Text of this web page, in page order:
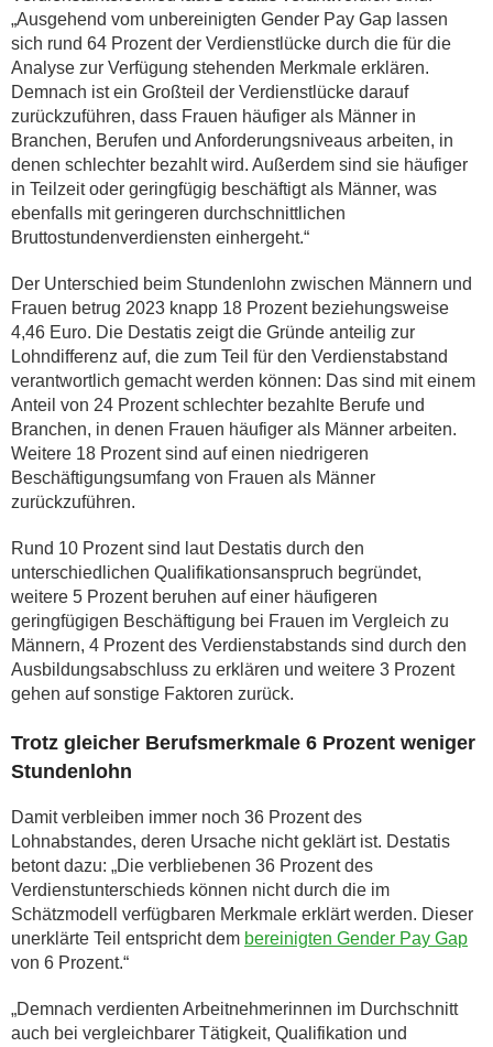
„Ausgehend vom unbereinigten Gender Pay Gap lassen
sich rund 64 Prozent der Verdienstlücke durch die für die
Analyse zur Verfügung stehenden Merkmale erklären.
Demnach ist ein Großteil der Verdienstlücke darauf
zurückzuführen, dass Frauen häufiger als Männer in
Branchen, Berufen und Anforderungsniveaus arbeiten, in
denen schlechter bezahlt wird. Außerdem sind sie häufiger
in Teilzeit oder geringfügig beschäftigt als Männer, was
ebenfalls mit geringeren durchschnittlichen
Bruttostundenverdiensten einhergeht.“
Der Unterschied beim Stundenlohn zwischen Männern und
Frauen betrug 2023 knapp 18 Prozent beziehungsweise
4,46 Euro. Die Destatis zeigt die Gründe anteilig zur
Lohndifferenz auf, die zum Teil für den Verdienstabstand
verantwortlich gemacht werden können: Das sind mit einem
Anteil von 24 Prozent schlechter bezahlte Berufe und
Branchen, in denen Frauen häufiger als Männer arbeiten.
Weitere 18 Prozent sind auf einen niedrigeren
Beschäftigungsumfang von Frauen als Männer
zurückzuführen.
Rund 10 Prozent sind laut Destatis durch den
unterschiedlichen Qualifikationsanspruch begründet,
weitere 5 Prozent beruhen auf einer häufigeren
geringfügigen Beschäftigung bei Frauen im Vergleich zu
Männern, 4 Prozent des Verdienstabstands sind durch den
Ausbildungsabschluss zu erklären und weitere 3 Prozent
gehen auf sonstige Faktoren zurück.
Trotz gleicher Berufsmerkmale 6 Prozent weniger
Stundenlohn
Damit verbleiben immer noch 36 Prozent des
Lohnabstandes, deren Ursache nicht geklärt ist. Destatis
betont dazu: „Die verbliebenen 36 Prozent des
Verdienstunterschieds können nicht durch die im
Schätzmodell verfügbaren Merkmale erklärt werden. Dieser
unerklärte Teil entspricht dem bereinigten Gender Pay Gap
von 6 Prozent.“
„Demnach verdienten Arbeitnehmerinnen im Durchschnitt
auch bei vergleichbarer Tätigkeit, Qualifikation und